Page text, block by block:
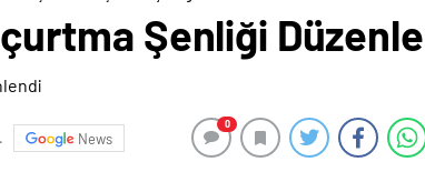
Şenliği
News
0